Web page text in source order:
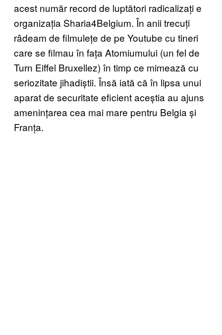
acest număr record de luptători radicalizați e
organizația Sharia4Belgium. În anii trecuți
râdeam de filmulețe de pe Youtube cu tineri
care se filmau în fața Atomiumului (un fel de
Turn Eiffel Bruxellez) în timp ce mimează cu
seriozitate jihadiștii. Însă iată că în lipsa unui
aparat de securitate eficient aceștia au ajuns
amenințarea cea mai mare pentru Belgia și
Franța.